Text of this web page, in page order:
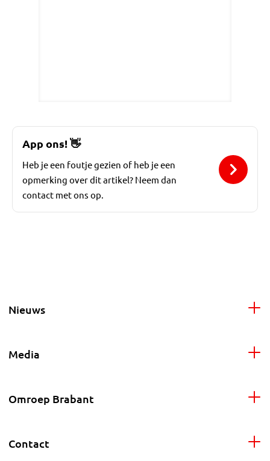
App ons!👋
Heb je een foutje gezien of heb je een
opmerking over dit artikel? Neem dan
contact met ons op.
Nieuws
Media
Omroep Brabant
Contact